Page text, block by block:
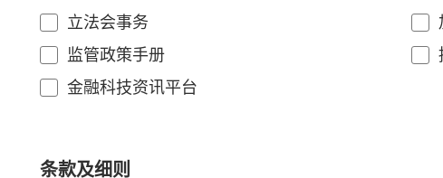
立法会事务
监管政策手册
金融科技资讯平台
条款及细则